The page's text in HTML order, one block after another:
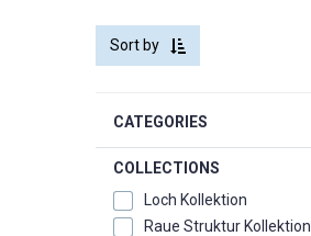
Sort by
COLLECTIONS
Loch Kollektion
Raue Struktur Kollektion
CATEGORIES